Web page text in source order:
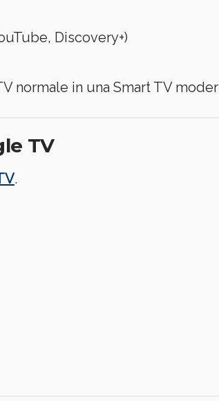
Discovery+)
normale in una Smart TV
TV
.